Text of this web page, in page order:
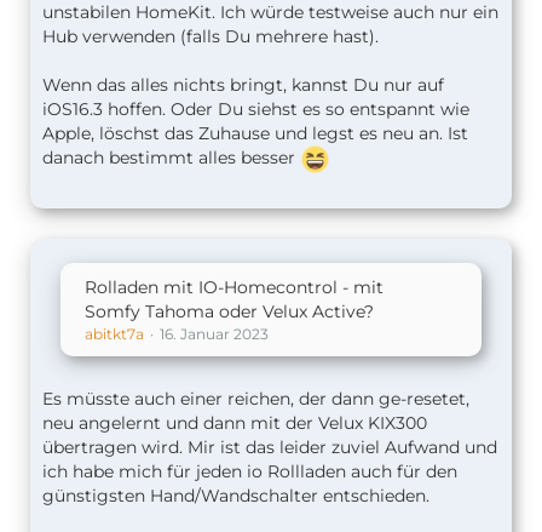
unstabilen HomeKit. Ich würde testweise auch nur ein
Hub verwenden (falls Du mehrere hast).
Wenn das alles nichts bringt, kannst Du nur auf
iOS16.3 hoffen. Oder Du siehst es so entspannt wie
Apple, löschst das Zuhause und legst es neu an. Ist
danach bestimmt alles besser
Rolladen mit IO-Homecontrol - mit
Somfy Tahoma oder Velux Active?
abitkt7a 16. Januar 2023
Es müsste auch einer reichen, der dann ge-resetet,
neu angelernt und dann mit der Velux KIX300
übertragen wird. Mir ist das leider zuviel Aufwand und
ich habe mich für jeden io Rollladen auch für den
günstigsten Hand/Wandschalter entschieden.